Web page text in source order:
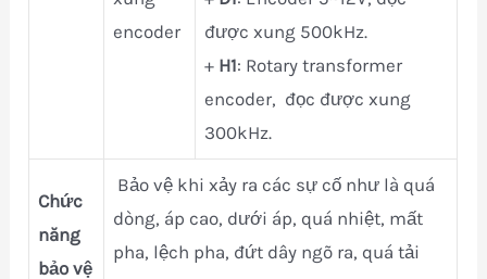
encoder
được xung 500kHz.
+ H1: Rotary transformer
encoder, đọc được xung
300kHz.
Chức
năng
bảo vệ
Bảo vệ khi xảy ra các sự cố như là quá
dòng, áp cao, dưới áp, quá nhiệt, mất
pha, lệch pha, đứt dây ngõ ra, quá tải